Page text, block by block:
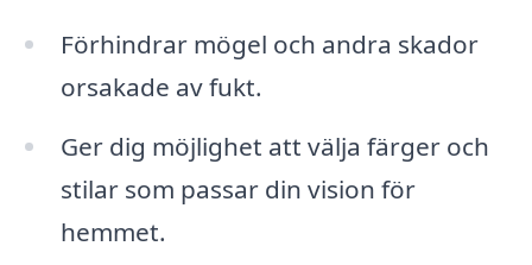
Förhindrar mögel och andra skador
orsakade av fukt.
Ger dig möjlighet att välja färger och
stilar som passar din vision för
hemmet.